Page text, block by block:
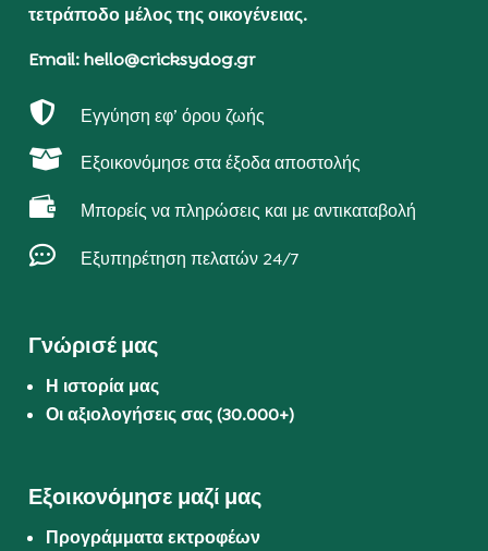
τετράποδο μέλος της οικογένειας.
Email: hello@cricksydog.gr
 Εγγύηση εφ’ όρου ζωής
 Εξοικονόμησε στα έξοδα αποστολής
 Μπορείς να πληρώσεις και με αντικαταβολή
 Εξυπηρέτηση πελατών 24/7
Γνώρισέ μας
Η ιστορία μας
Οι αξιολογήσεις σας (30.000+)
Εξοικονόμησε μαζί μας
Προγράμματα εκτροφέων